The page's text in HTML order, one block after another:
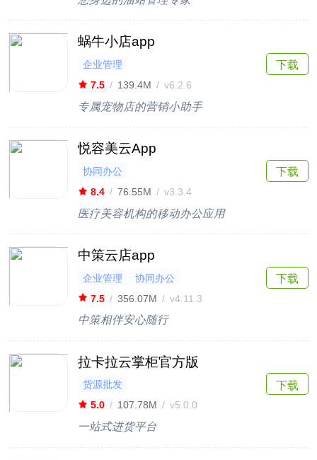
蜗牛小店app
企业管理
7.5 / 139.4M / v6.2.6
专属宠物店的营销小助手
下载
悦容美云App
协同办公
8.4 / 76.55M / v3.3.4
医疗美容机构的移动办公应用
下载
中策云店app
企业管理
协同办公
7.5 / 356.07M / v4.11.3
中策相伴安心随行
下载
拉卡拉云掌柜官方版
货源批发
5.0 / 107.78M / v5.0.0
一站式进货平台
下载